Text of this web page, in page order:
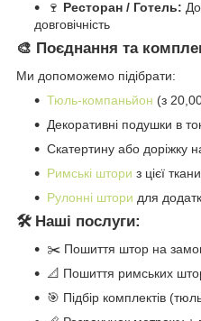
🍷 Ресторан / Готель:
довговічність
🎨 Поєднання та
Ми допоможемо підібрати:
Тюль-компаньйон (з
Декоративні подушки в
Скатертину або доріжку
Римські штори з цієї
Рулонні штори для
🛠️ Наші послуги:
✂️ Пошиття штор на
📐 Пошиття римських
🎯 Підбір комплектів